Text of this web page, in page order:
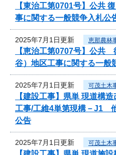
【東治工第0701号】公共
事に関する一般競争入札公
2025年7月1日更新 恵那農林
【恵治工第0707号】公共
谷）地区工事に関する一般
2025年7月1日更新 可茂土木
【建設工事】県単 現道構
工事/工維4単第現構－J1
公告
2025年7月1日更新 可茂土木